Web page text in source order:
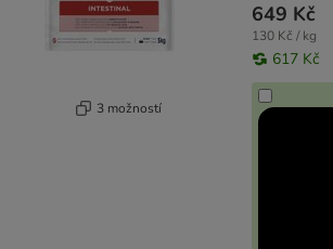
3 možností
649 Kč
130 Kč / kg
617 Kč